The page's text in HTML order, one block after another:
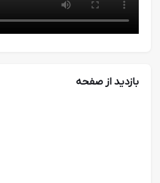
بازدید از صفحه